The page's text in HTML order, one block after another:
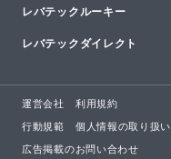
レバテックルーキー
レバテックダイレクト
運営会社 利用規約
行動規範 個人情報の取り扱い
広告掲載のお問い合わせ